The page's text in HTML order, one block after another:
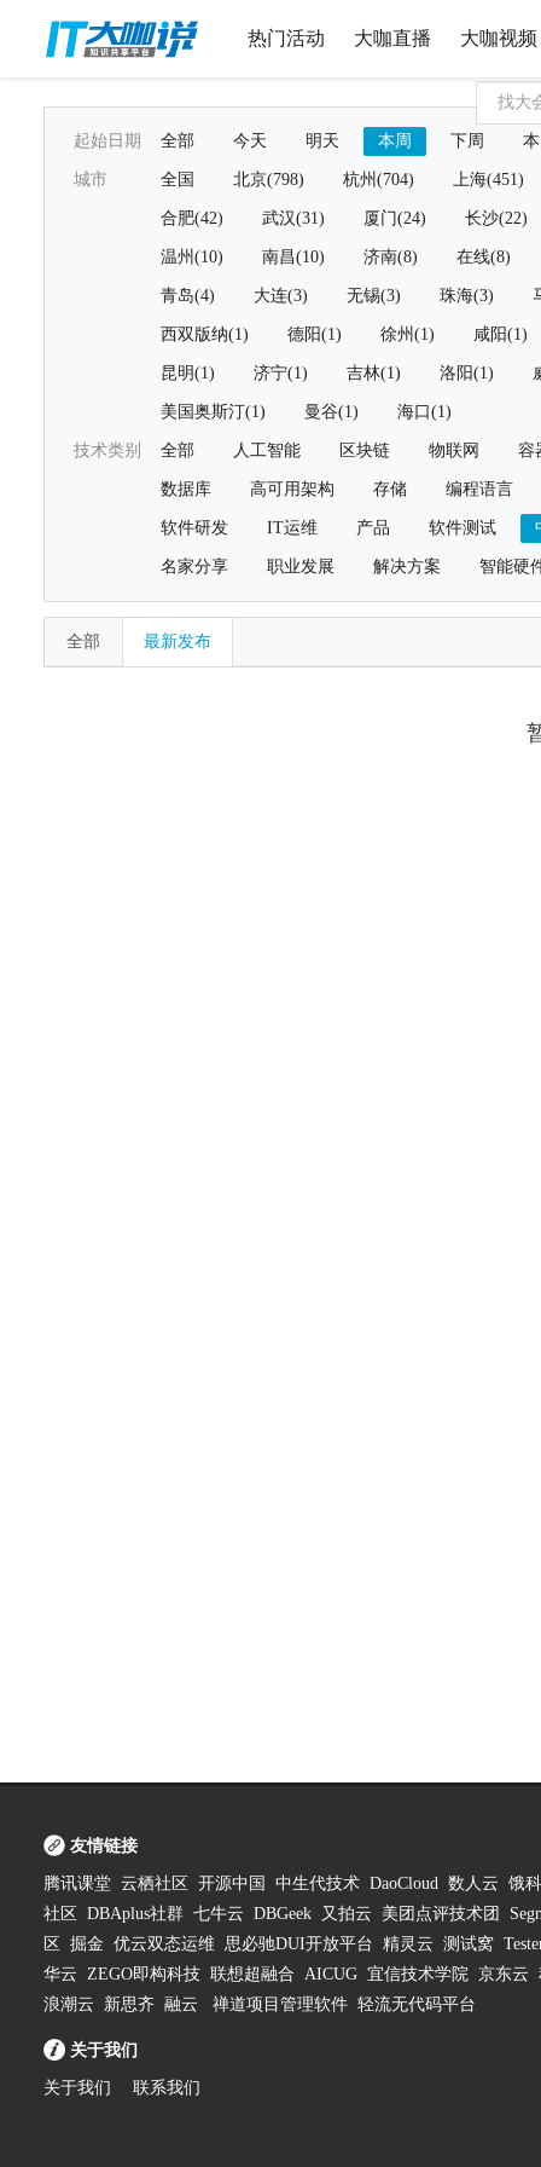
热门活动 大咖直播 大咖视频
起始日期 全部 今天 明天 本周 下周
城市 全国 北京(798) 杭州(704) 上海(451)
合肥(42) 武汉(31) 厦门(24) 长沙(22)
温州(10) 南昌(10) 济南(8) 在线(8)
青岛(4) 大连(3) 无锡(3) 珠海(3)
西双版纳(1) 德阳(1) 徐州(1) 咸阳(1)
昆明(1) 济宁(1) 吉林(1) 洛阳(1)
美国奥斯汀(1) 曼谷(1) 海口(1)
技术类别 全部 人工智能 区块链 物联网 容
数据库 高可用架构 存储 编程语言
软件研发 IT运维 产品 软件测试
名家分享 职业发展 解决方案 智能硬
全部 最新发布
友情链接
腾讯课堂 云栖社区 开源中国 中生代技术 DaoCloud 数人云 饿
社区
DBAplus社群 七牛云 DBGeek 又拍云 美团点评技术团
区
掘金 优云双态运维 思必驰DUI开放平台 精灵云 测试窝
华云 ZEGO即构科技 联想超融合 AICUG 宜信技术学院 京东云
浪潮云
新思齐 融云 禅道项目管理软件 轻流无代码平台
关于我们
关于我们 联系我们